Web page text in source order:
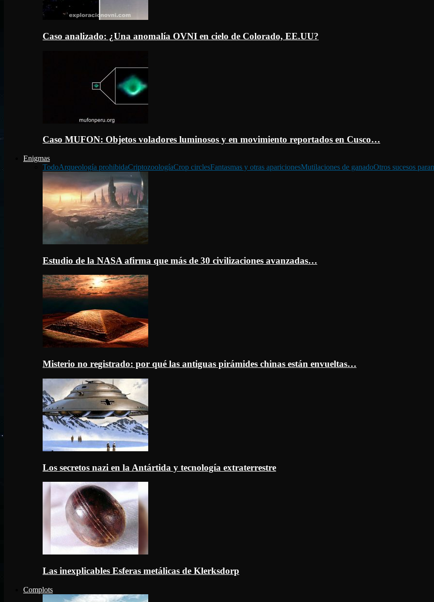
Caso analizado: ¿Una anomalía OVNI en cielo de Colorado, EE.UU?
Caso MUFON: Objetos voladores luminosos y en movimiento reportados en Cusco…
Enigmas
TodoArqueología prohibidaCriptozoologíaCrop circlesFantasmas y otras aparicionesMutilaciones de ganadoOtros sucesos
Estudio de la NASA afirma que más de 30 civilizaciones avanzadas…
Misterio no registrado: por qué las antiguas pirámides chinas están envueltas…
Los secretos nazi en la Antártida y tecnología extraterrestre
Las inexplicables Esferas metálicas de Klerksdorp
Complots